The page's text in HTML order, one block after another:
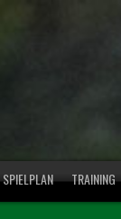
SPIELPLAN TRAINING